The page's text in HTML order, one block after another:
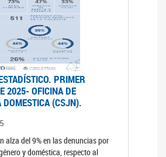
PRIMER
2025- OFICINA DE
DOMESTICA (CSJN).
alza del 9% en las denuncias por
y doméstica, respecto al